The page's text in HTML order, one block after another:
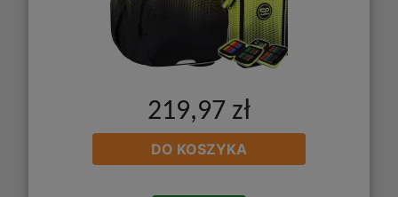
219,97 zł
DO KOSZYKA